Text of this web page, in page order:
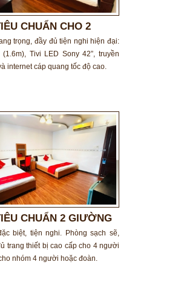
CHUẨN CHO 2
trọng, đầy đủ tiện nghi hiện đại:
Tivi LED Sony 42”, truyền
internet cáp quang tốc độ cao.
CHUẨN 2 GIƯỜNG
biệt, tiện nghi. Phòng sạch sẽ,
trang thiết bị cao cấp cho 4 người
nhóm 4 người hoặc đoàn.